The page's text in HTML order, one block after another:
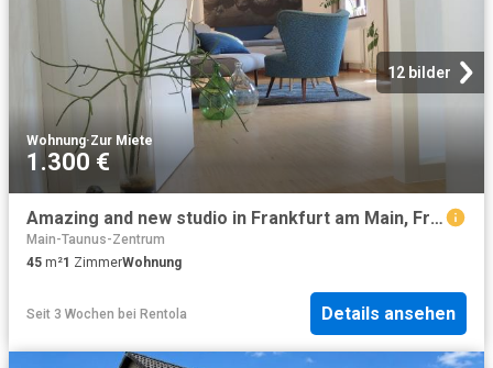
12 bilder
Wohnung·Zur Miete
1.300 €
Amazing and new studio in Frankfurt am Main, Frankfurt Amsterdam Apartments for Rent
Main-Taunus-Zentrum
45 m²1 ZimmerWohnung
Seit 3 Wochen bei Rentola Details ansehen